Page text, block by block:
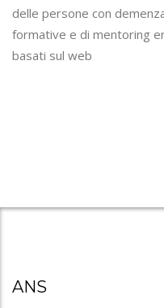
delle persone con
formative e di mentoring
basati sul web
ANS